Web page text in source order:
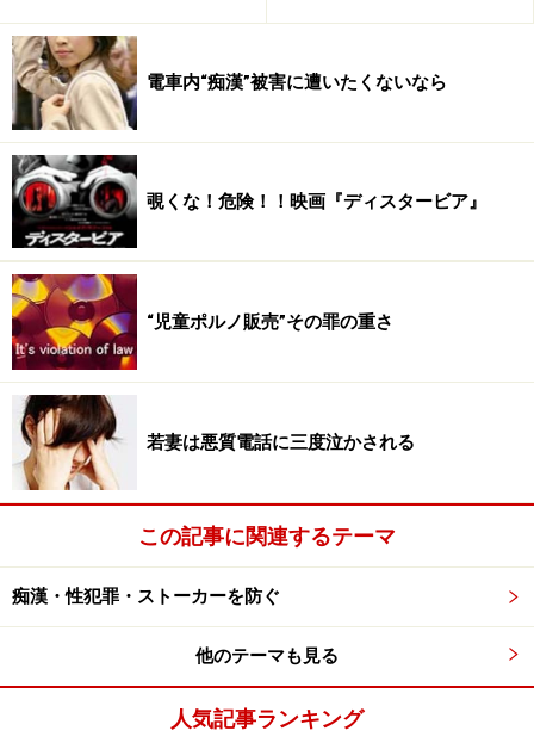
比較すると20代は30代に比べて性衝動は強いだろうけれ
ども、30代に比べるとまだずうずうしさが足りないかも
しれないし、または思慮不足かもしれない。30代は社会
的破滅をより恐れるようになっているだろうから、実行
者は少ないかもしれない。しかし20代より妄想の度合い
が高まり、さらに巧妙な手口を駆使して捕まらない人の
数が多いかもしれない。それに、40代50代60代であろう
とも、むしろ長年の経験から捕まりにくいテクニックを
会得しているかもしれない、などなど、実際にすべての
男性乗車客にウソ発見器や心理テストでもしない限り
は、わからないことでしょう。
ことにあまり意味がないかもしれません。たまたま捕ま
電車内“痴漢”被害に遭いたくないなら
覗くな！危険！！映画『ディスタービア』
“児童ポルノ販売”その罪の重さ
若妻は悪質電話に三度泣かされる
この記事に関連するテーマ
痴漢・性犯罪・ストーカーを防ぐ
他のテーマも見る
人気記事ランキング